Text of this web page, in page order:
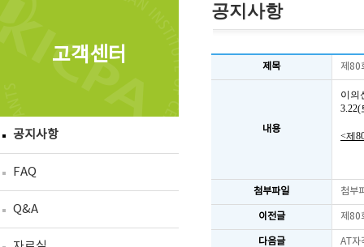
고객센터
공지사항
FAQ
Q&A
공지사항
제목 제80
내용
이의
<제
첨부파일 첨부
이전글 제80
다음글 AT자